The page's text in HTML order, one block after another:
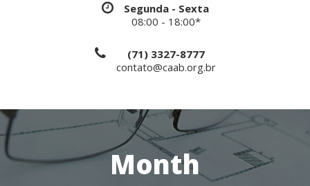
Segunda - Sexta
08:00 - 18:00*
(71) 3327-8777
contato@caab.org.br
Month